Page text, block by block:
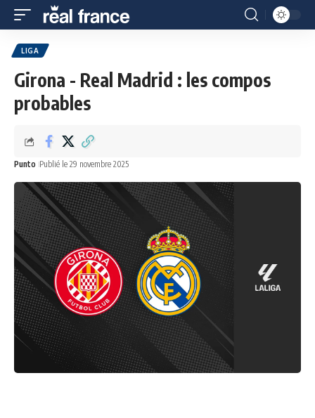
LIGA
Girona - Real Madrid : les compos
probables
Punto Publié le 29 novembre 2025